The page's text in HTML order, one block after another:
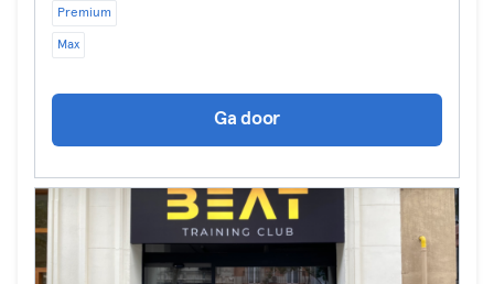
Premium
Max
Ga door